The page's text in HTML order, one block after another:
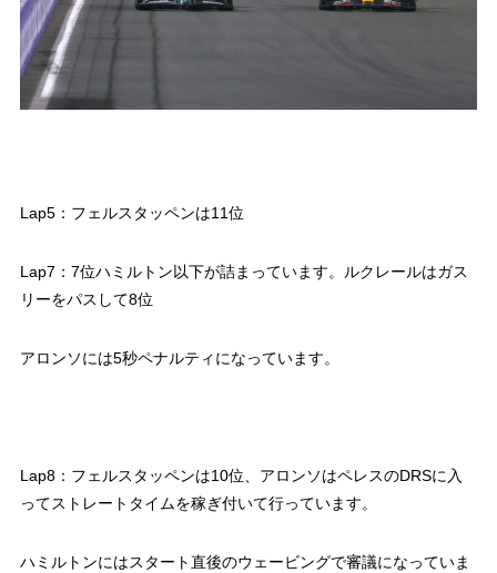
Lap5：フェルスタッペンは11位
Lap7：7位ハミルトン以下が詰まっています。ルクレールはガス
リーをパスして8位
アロンソには5秒ペナルティになっています。
Lap8：フェルスタッペンは10位、アロンソはペレスのDRSに入
ってストレートタイムを稼ぎ付いて行っています。
ハミルトンにはスタート直後のウェービングで審議になっていま